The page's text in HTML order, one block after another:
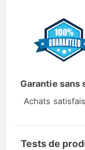
Garantie sans
Achats
Tests de